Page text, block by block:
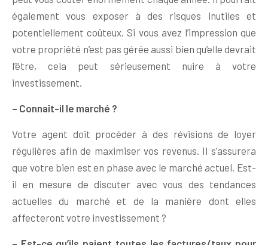
également vous exposer à des risques inutiles et
potentiellement coûteux. Si vous avez l’impression que
votre propriété n’est pas gérée aussi bien qu’elle devrait
l’être, cela peut sérieusement nuire à votre
investissement.
– Connaît-il le marché ?
Votre agent doit procéder à des révisions de loyer
régulières afin de maximiser vos revenus. Il s’assurera
que votre bien est en phase avec le marché actuel. Est-
il en mesure de discuter avec vous des tendances
actuelles du marché et de la manière dont elles
affecteront votre investissement ?